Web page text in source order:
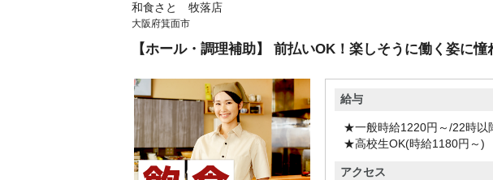
和食さと 牧落店
大阪府箕面市
【ホール・調理補助】 前払いOK！楽しそうに働く姿に
給与
★一般時給1220円～/22時以
★高校生OK(時給1180円～)
アクセス